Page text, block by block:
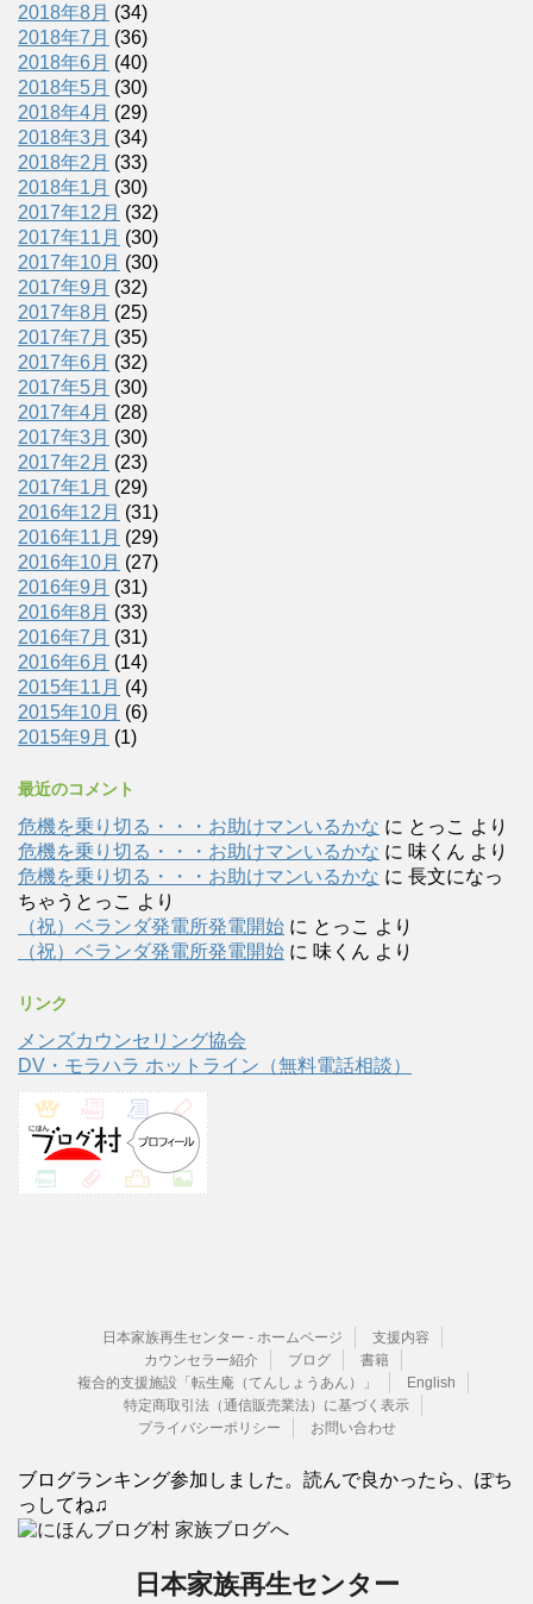
2018年8月 (34)
2018年7月 (36)
2018年6月 (40)
2018年5月 (30)
2018年4月 (29)
2018年3月 (34)
2018年2月 (33)
2018年1月 (30)
2017年12月 (32)
2017年11月 (30)
2017年10月 (30)
2017年9月 (32)
2017年8月 (25)
2017年7月 (35)
2017年6月 (32)
2017年5月 (30)
2017年4月 (28)
2017年3月 (30)
2017年2月 (23)
2017年1月 (29)
2016年12月 (31)
2016年11月 (29)
2016年10月 (27)
2016年9月 (31)
2016年8月 (33)
2016年7月 (31)
2016年6月 (14)
2015年11月 (4)
2015年10月 (6)
2015年9月 (1)
最近のコメント
危機を乗り切る・・・お助けマンいるかな に とっこ より
危機を乗り切る・・・お助けマンいるかな に 味くん より
危機を乗り切る・・・お助けマンいるかな に 長文になっ
ちゃうとっこ より
（祝）ベランダ発電所発電開始 に とっこ より
（祝）ベランダ発電所発電開始 に 味くん より
リンク
メンズカウンセリング協会
DV・モラハラ ホットライン（無料電話相談）
日本家族再生センター - ホームページ
支援内容
カウンセラー紹介
ブログ
書籍
複合的支援施設「転生庵（てんしょうあん）」
English
特定商取引法（通信販売業法）に基づく表示
プライバシーポリシー
お問い合わせ
ブログランキング参加しました。読んで良かったら、ぽち
っしてね♫
日本家族再生センター